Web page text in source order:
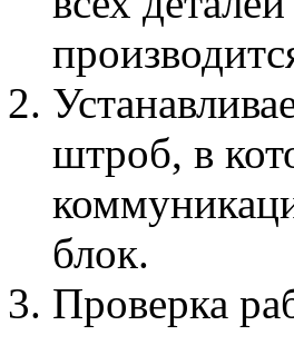
штроб, в
блок.
Проверка